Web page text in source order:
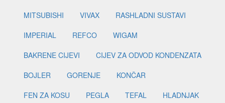
MITSUBISHI
VIVAX
RASHLADNI SUSTAVI
IMPERIAL
REFCO
WIGAM
BAKRENE CIJEVI
CIJEV ZA ODVOD KONDENZATA
BOJLER
GORENJE
KONČAR
FEN ZA KOSU
PEGLA TEFAL
HLADNJAK